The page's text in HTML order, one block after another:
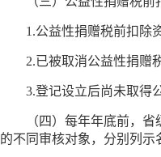
1.公益性捐赠税前扣除
2.已被取消公益性捐赠
3.登记设立后尚未取得
（四）每年年底前，
的不同审核对象，分别列